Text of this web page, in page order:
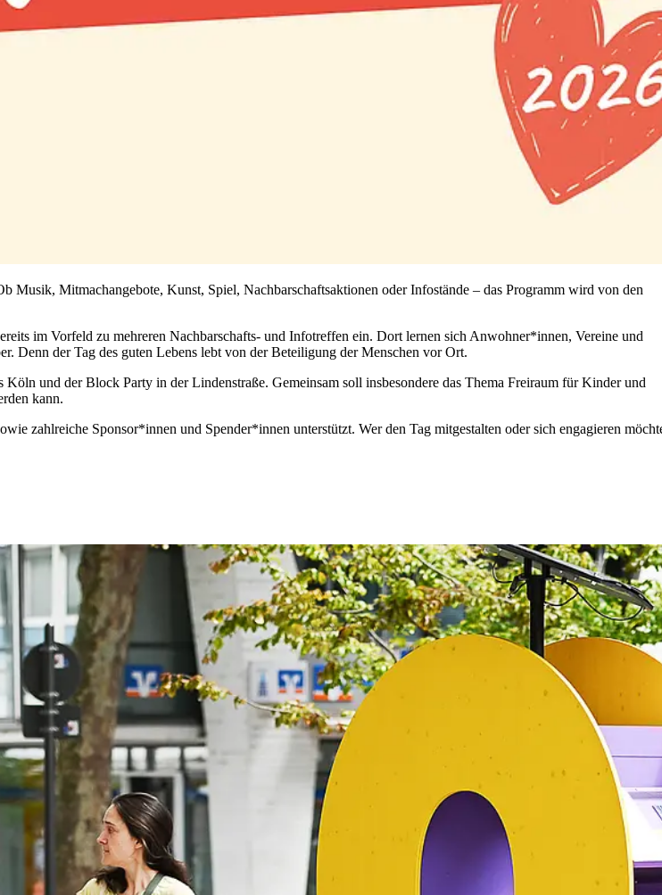
Musik, Mitmachangebote, Kunst, Spiel, Nachbarschaftsaktionen oder Infostände – das Programm wird von den
im Vorfeld zu mehreren Nachbarschafts- und Infotreffen ein. Dort lernen sich Anwohner*innen, Vereine und
Denn der Tag des guten Lebens lebt von der Beteiligung der Menschen vor Ort.
und der Block Party in der Lindenstraße. Gemeinsam soll insbesondere das Thema Freiraum für Kinder und
kann.
zahlreiche Sponsor*innen und Spender*innen unterstützt. Wer den Tag mitgestalten oder sich engagieren